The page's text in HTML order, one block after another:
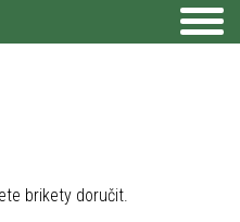
brikety doručit.